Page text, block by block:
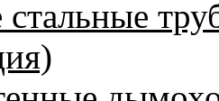
стальные